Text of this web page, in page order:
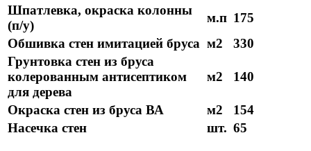
Шпатлевка, окраска колонны
(п/у)
м.п 175
Обшивка стен имитацией бруса м2
330
Грунтовка стен из бруса
колерованным антисептиком
для дерева
м2 140
Окраска стен из бруса ВА м2
154
Насечка стен
шт. 65